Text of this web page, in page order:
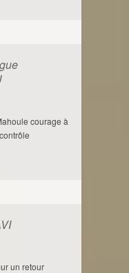
courage à
un retour